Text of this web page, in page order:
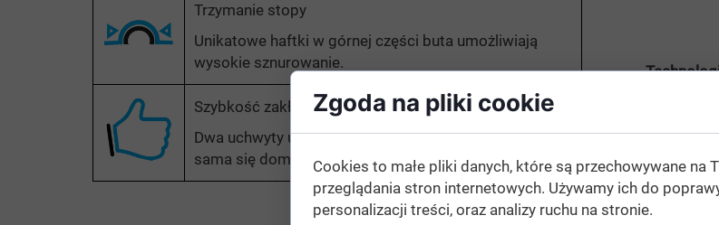
dobrać
COOLMAX
EASY
Trzymanie stopy
Unikatowe haftki w górnej części buta umożliwiają
wysokie sznurowanie.
Szybkość zakładania
Dwa uchwyty ułatwiają włożenie stopy. Klamra EASY
sama się domyka.
Zgoda na pliki cookie
Cookies to małe pliki danych, które są przechowywane na
przeglądania stron internetowych. Używamy ich do
personalizacji treści, oraz analizy ruchu na stronie.